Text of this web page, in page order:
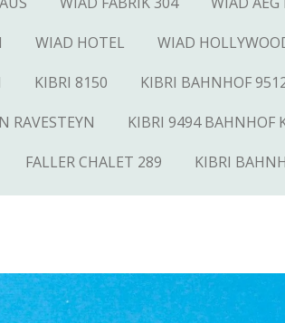
WIAD HOTEL WIAD
KIBRI 8150 KIBRI BAHNHOF
RAVESTEYN
KIBRI 9494 BAHNHOF
FALLER CHALET 289 KIBRI